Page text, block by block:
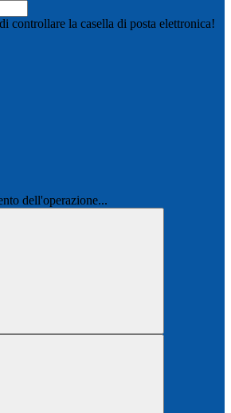
controllare la casella di posta elettronica!
dell'operazione...